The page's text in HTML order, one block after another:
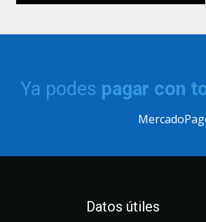
Ya podes pagar con
Datos útiles